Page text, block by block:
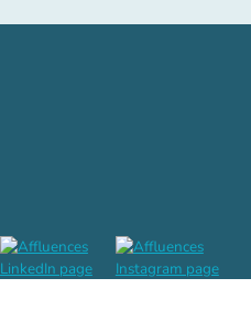
(new tab) (new tab)